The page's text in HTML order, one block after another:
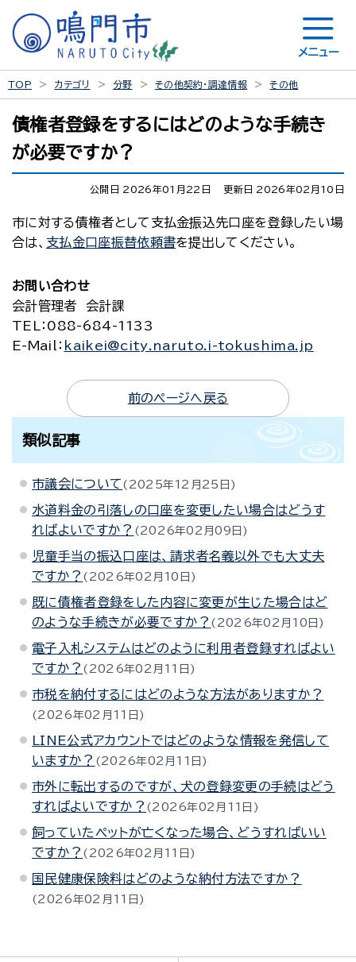
メニュー
TOP カテゴリ 分野 その他契約・調達情報 その他
債権者登録をするにはどのような手続き
が必要ですか？
公開日 2026年01月22日 更新日 2026年02月10日
市に対する債権者として支払金振込先口座を登録したい場
合は、 支払金口座振替依頼書を提出してください。
お問い合わせ
会計管理者 会計課
TEL
：088-684-1133
E-Mail
： kaikei@city.naruto.i-tokushima.jp
前のページへ戻る
類似記事
市議会について 2025年12月25日
水道料金の引落しの口座を変更したい場合はどうす
ればよいですか？
2026年02月09日
児童手当の振込口座は、請求者名義以外でも大丈夫
ですか？
2026年02月10日
既に債権者登録をした内容に変更が生じた場合はど
のような手続きが必要ですか？
2026年02月10日
電子入札システムはどのように利用者登録すればよい
ですか？
2026年02月11日
市税を納付するにはどのような方法がありますか？
2026年02月11日
LINE公式アカウントではどのような情報を発信して
いますか？
2026年02月11日
市外に転出するのですが、犬の登録変更の手続はどう
すればよいですか？
2026年02月11日
飼っていたペットが亡くなった場合、どうすればいい
ですか？
2026年02月11日
国民健康保険料はどのような納付方法ですか？
2026年02月11日